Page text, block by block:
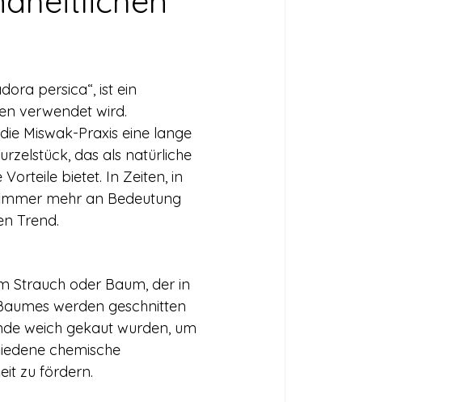
persica“, ist ein
verwendet wird.
Miswak-Praxis eine lange
das als natürliche
bietet. In Zeiten, in
mehr an Bedeutung
Trend.
Strauch oder Baum, der in
werden geschnitten
weich gekaut wurden, um
chemische
zu fördern.